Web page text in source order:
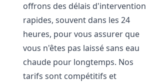
offrons des délais d'intervention
rapides, souvent dans les 24
heures, pour vous assurer que
vous n'êtes pas laissé sans eau
chaude pour longtemps. Nos
tarifs sont compétitifs et